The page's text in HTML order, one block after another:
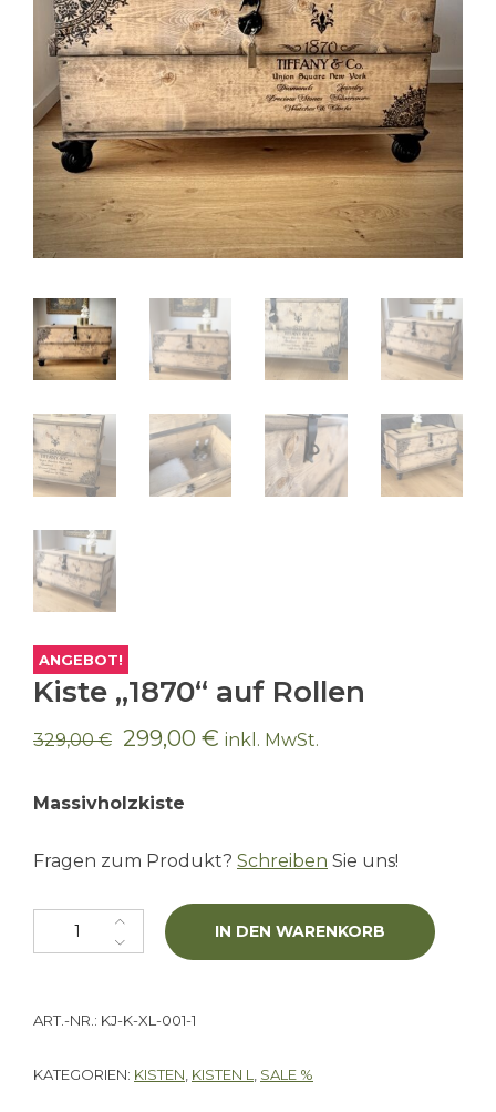
ANGEBOT!
Kiste „1870“ auf Rollen
329,00€ Ursprünglicher
war:
299,00 € Aktueller
inkl. MwSt.
Massivholzkiste
Fragen zum Produkt? Schreiben Sie uns!
Kiste "1870" auf Rollen Menge
IN DEN WARENKORB
ART.-NR.: KJ-K-XL-001-1
KATEGORIEN: KISTEN KISTEN L SALE %